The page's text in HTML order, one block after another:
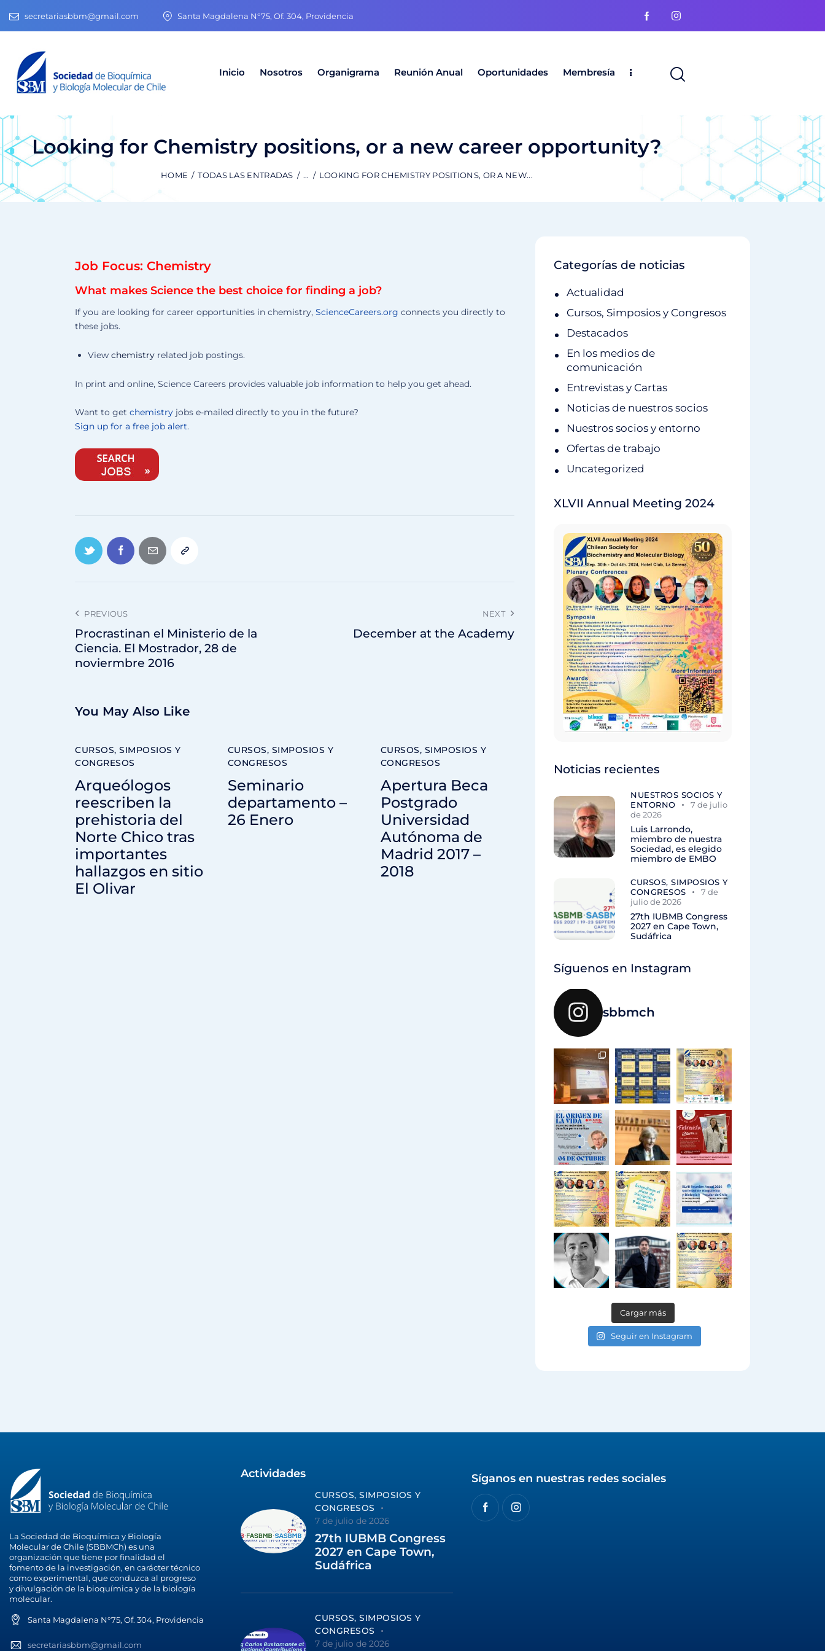
secretariasbbm@gmail.com Santa Magdalena N°75, Of. 304, Providencia
Inicio Nosotros Organigrama Reunión Anual Oportunidades Membresía
Looking for Chemistry positions, or a new career opportunity?
HOME TODAS LAS ENTRADAS ... LOOKING FOR CHEMISTRY POSITIONS, OR A NEW...
Job Focus: Chemistry
What makes Science the best choice for finding a job?
If you are looking for career opportunities in chemistry, ScienceCareers.org connects you directly to
these jobs.
View chemistry related job postings.
In print and online, Science Careers provides valuable job information to help you get ahead.
Want to get chemistry jobs e-mailed directly to you in the future?
Sign up for a free job alert.
PREVIOUS
Procrastinan el Ministerio de la
Ciencia. El Mostrador, 28 de
noviermbre 2016
NEXT
December at the Academy
You May Also Like
CURSOS, SIMPOSIOS Y
CONGRESOS
Arqueólogos
reescriben la
prehistoria del
Norte Chico tras
importantes
hallazgos en sitio
El Olivar
CURSOS, SIMPOSIOS Y
CONGRESOS
Seminario
departamento –
26 Enero
CURSOS, SIMPOSIOS Y
CONGRESOS
Apertura Beca
Postgrado
Universidad
Autónoma de
Madrid 2017 –
2018
Categorías de noticias
Actualidad
Cursos, Simposios y Congresos
Destacados
En los medios de
comunicación
Entrevistas y Cartas
Noticias de nuestros socios
Nuestros socios y entorno
Ofertas de trabajo
Uncategorized
XLVII Annual Meeting 2024
Noticias recientes
NUESTROS SOCIOS Y
ENTORNO
7 de julio
de 2026
Luis Larrondo,
miembro de nuestra
Sociedad, es elegido
miembro de EMBO
CURSOS, SIMPOSIOS Y
CONGRESOS
7 de
julio de 2026
27th IUBMB Congress
2027 en Cape Town,
Sudáfrica
Síguenos en Instagram
sbbmch
Cargar más
Seguir en Instagram
La Sociedad de Bioquímica y Biología
Molecular de Chile (SBBMCh) es una
organización que tiene por finalidad el
fomento de la investigación, en carácter técnico
como experimental, que conduzca al progreso
y divulgación de la bioquímica y de la biología
molecular.
Santa Magdalena N°75, Of. 304, Providencia
secretariasbbm@gmail.com
Actividades
CURSOS, SIMPOSIOS Y
CONGRESOS
7 de julio de 2026
27th IUBMB Congress
2027 en Cape Town,
Sudáfrica
CURSOS, SIMPOSIOS Y
CONGRESOS
7 de julio de 2026
Síganos en nuestras redes sociales